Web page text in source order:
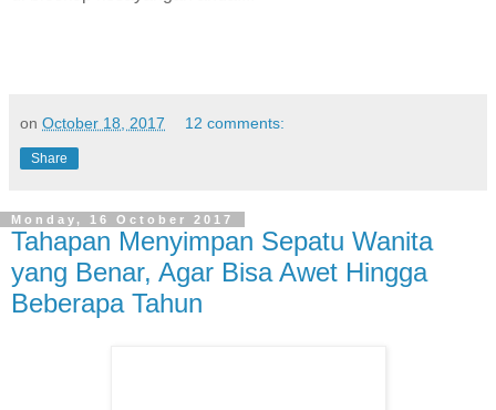
on October 18, 2017 12 comments:
Share
Monday, 16 October 2017
Tahapan Menyimpan Sepatu Wanita
yang Benar, Agar Bisa Awet Hingga
Beberapa Tahun